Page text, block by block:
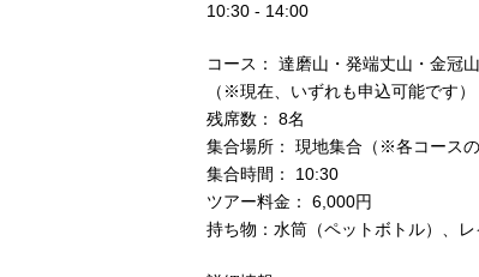
10:30 - 14:00
コース： 達磨山・発端丈山・金冠
（※現在、いずれも申込可能です）
残席数： 8名
集合場所： 現地集合（※各コース
集合時間： 10:30
ツアー料金： 6,000円
持ち物：水筒（ペットボトル）、